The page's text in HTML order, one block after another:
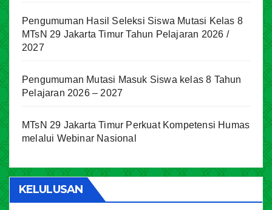
Pengumuman Hasil Seleksi Siswa Mutasi Kelas 8
MTsN 29 Jakarta Timur Tahun Pelajaran 2026 /
2027
Pengumuman Mutasi Masuk Siswa kelas 8 Tahun
Pelajaran 2026 – 2027
MTsN 29 Jakarta Timur Perkuat Kompetensi Humas
melalui Webinar Nasional
KELULUSAN